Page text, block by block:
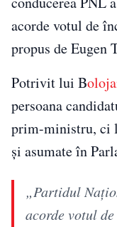
acorde votul de
propus de Eugen
Potrivit lui B
persoana
prim-ministru, ci
și asumate în
„Partidul
acorde votul